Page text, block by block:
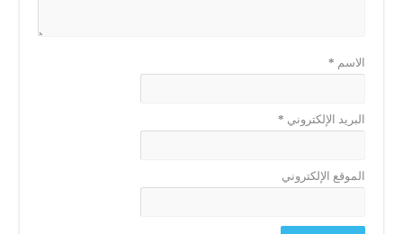
الاسم *
البريد الإلكتروني *
الموقع الإلكتروني